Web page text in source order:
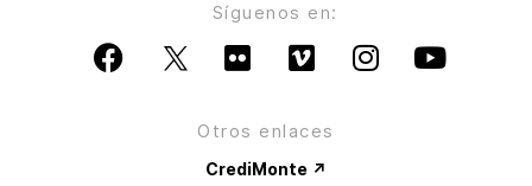
Síguenos en:
Otros enlaces
CrediMonte ↗